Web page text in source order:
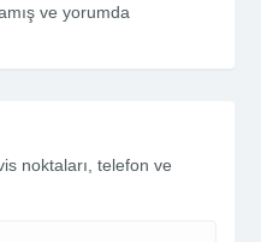
ve yorumda
noktaları, telefon ve